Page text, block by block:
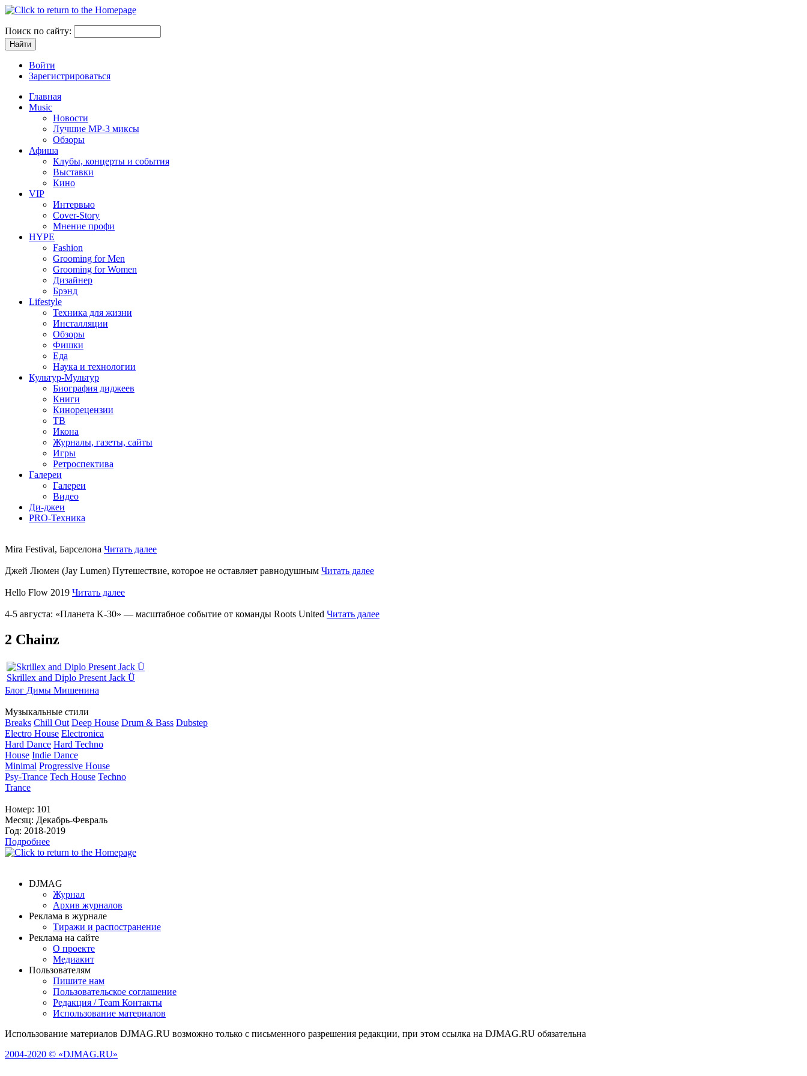
Поиск по сайту:
Войти
Зарегистрироваться
Главная
Music
Новости
Лучшие MP-3 миксы
Обзоры
Афиша
Клубы, концерты и события
Выставки
Кино
VIP
Интервью
Cover-Story
Мнение профи
HYPE
Fashion
Grooming for Men
Grooming for Women
Дизайнер
Брэнд
Lifestyle
Техника для жизни
Инсталляции
Обзоры
Фишки
Еда
Наука и технологии
Культур-Мультур
Биография диджеев
Книги
Кинорецензии
ТВ
Икона
Журналы, газеты, сайты
Игры
Ретроспектива
Галереи
Галереи
Видео
Ди-джеи
PRO-Техника
Mira Festival, Барселона Читать далее
Джей Люмен (Jay Lumen) Путешествие, которое не оставляет равнодушным Читать далее
Hello Flow 2019 Читать далее
4-5 августа: «Планета K-30» — масштабное событие от команды Roots United Читать далее
2 Chainz
Skrillex and Diplo Present Jack Ü
Блог Димы Мишенина
Музыкальные стили
Breaks Chill Out Deep House Drum & Bass Dubstep
Electro House Electronica
Hard Dance Hard Techno
House Indie Dance
Minimal Progressive House
Psy-Trance Tech House Techno
Trance
Номер: 101
Месяц: Декабрь-Февраль
Год: 2018-2019
Подробнее
DJMAG
Журнал
Архив журналов
Реклама в журнале
Тиражи и распостранение
Реклама на сайте
О проекте
Медиакит
Пользователям
Пишите нам
Пользовательское соглашение
Редакция / Team Контакты
Использование материалов
Использование материалов DJMAG.RU возможно только с письменного разрешения редакции, при этом ссылка на DJMAG.RU обязательна
2004-2020 © «DJMAG.RU»